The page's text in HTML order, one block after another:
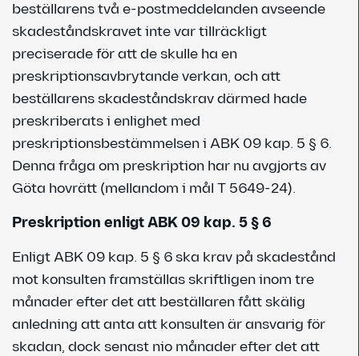
beställarens två e-postmeddelanden avseende
skadeståndskravet inte var tillräckligt
preciserade för att de skulle ha en
preskriptionsavbrytande verkan, och att
beställarens skadeståndskrav därmed hade
preskriberats i enlighet med
preskriptionsbestämmelsen i ABK 09 kap. 5 § 6.
Denna fråga om preskription har nu avgjorts av
Göta hovrätt (mellandom i mål T 5649-24).
Preskription enligt ABK 09 kap. 5 § 6
Enligt ABK 09 kap. 5 § 6 ska krav på skadestånd
mot konsulten framställas skriftligen inom tre
månader efter det att beställaren fått skälig
anledning att anta att konsulten är ansvarig för
skadan, dock senast nio månader efter det att